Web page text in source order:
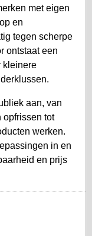
met eigen
en
tegen scherpe
ontstaat een
kleinere
aan, van
opfrissen tot
werken.
in en
en prijs